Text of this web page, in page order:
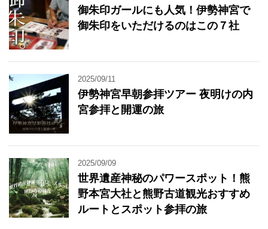
御朱印ガールにも人気！伊勢神宮で
御朱印をいただけるのはこの７社
2025/09/11
伊勢神宮早朝参拝ツアー 夜明けの内
宮参拝と開運の旅
2025/09/09
世界遺産神秘のパワースポット！熊
野本宮大社と熊野古道観光おすすめ
ルートとスポット参拝の旅